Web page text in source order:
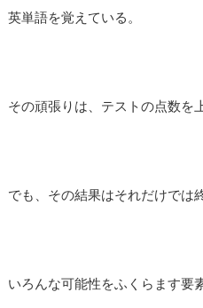
英単語を覚えている。
その頑張りは、テストの点数を
でも、その結果はそれだけでは
いろんな可能性をふくらます要